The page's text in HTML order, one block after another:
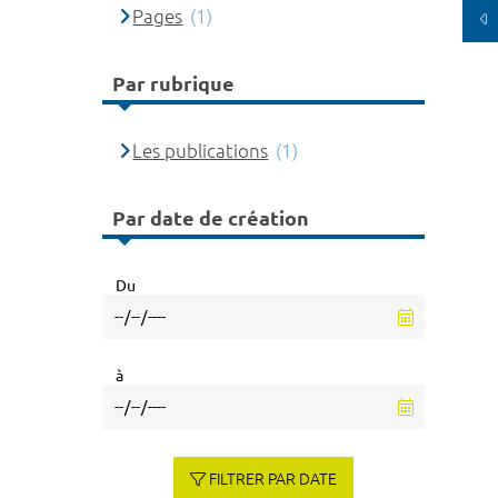
Pages (1)
Par rubrique
Les publications (1)
Par date de création
Du
à
FILTRER PAR DATE